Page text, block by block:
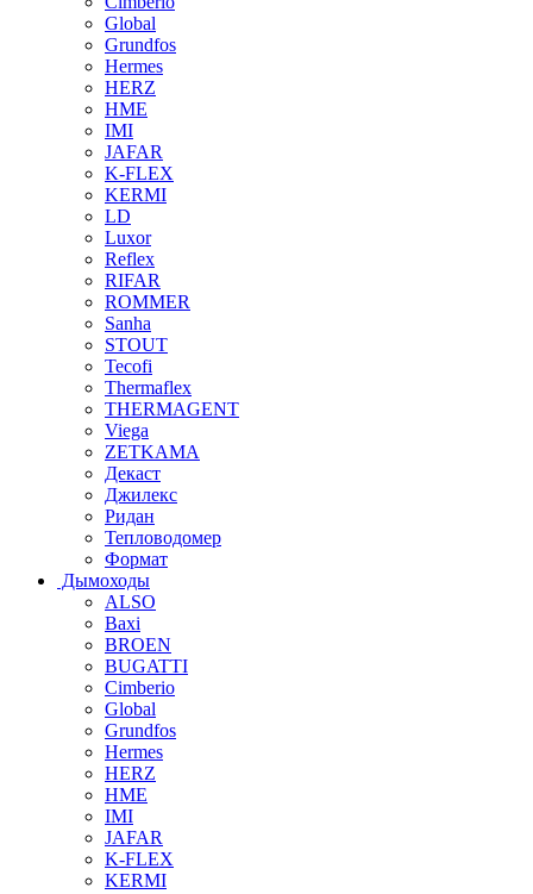
Global
Grundfos
Hermes
HERZ
HME
IMI
JAFAR
K-FLEX
KERMI
LD
Luxor
Reflex
RIFAR
ROMMER
Sanha
STOUT
Tecofi
Thermaflex
THERMAGENT
Viega
ZETKAMA
Декаст
Джилекс
Ридан
Тепловодомер
Формат
Дымоходы
ALSO
Baxi
BROEN
BUGATTI
Cimberio
Global
Grundfos
Hermes
HERZ
HME
IMI
JAFAR
K-FLEX
KERMI